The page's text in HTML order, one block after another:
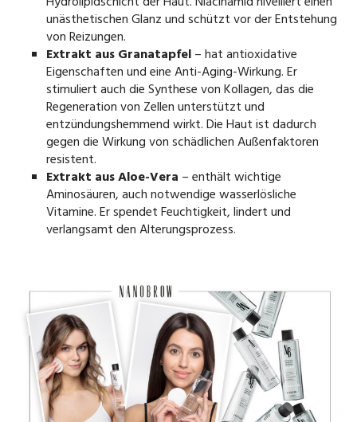
unästhetischen Glanz und schützt vor der Entstehung
von Reizungen.
Extrakt aus Granatapfel– hat antioxidative
Eigenschaften und eine Anti-Aging-Wirkung. Er
stimuliert auch die Synthese von Kollagen, das die
Regeneration von Zellen unterstützt und
entzündungshemmend wirkt. Die Haut ist dadurch
gegen die Wirkung von schädlichen Außenfaktoren
resistent.
Extrakt aus Aloe-Vera – enthält wichtige
Aminosäuren, auch notwendige wasserlösliche
Vitamine. Er spendet Feuchtigkeit, lindert und
verlangsamt den Alterungsprozess.